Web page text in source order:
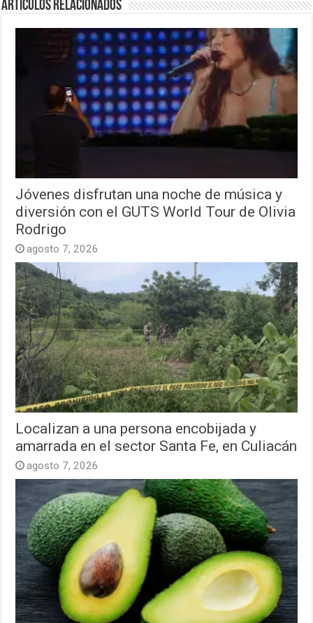
Artículos relacionados
Jóvenes disfrutan una noche de música y
diversión con el GUTS World Tour de Olivia
Rodrigo
agosto 7, 2026
Localizan a una persona encobijada y
amarrada en el sector Santa Fe, en Culiacán
agosto 7, 2026